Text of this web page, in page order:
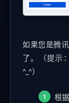
如果您是腾
了。（提示
^_^）
根